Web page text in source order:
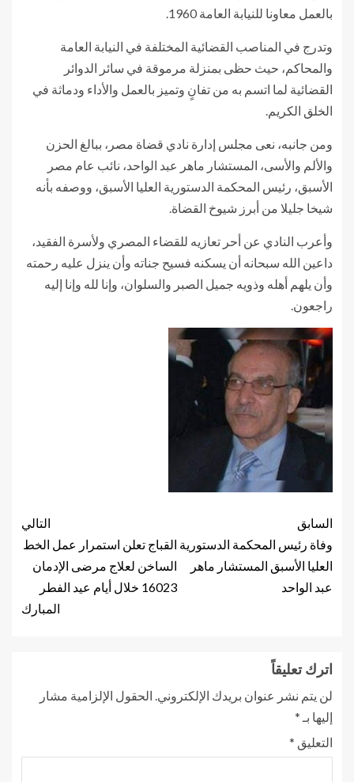
بالعمل معاونا للنيابة العامة 1960.
وتدرج في المناصب القضائية المختلفة في النيابة العامة
والمحاكم، حيث حظى بمنزلة مرموقة في سائر الدوائر
القضائية لما اتسم به من تفانٍ وتميز بالعمل والأداء ودماثة في
الخلق الكريم.
ومن جانبه، نعى مجلس إدارة نادي قضاة مصر، ببالغ الحزن
والألم والأسى، المستشار ماهر عبد الواحد، نائب عام مصر
الأسبق، رئيس المحكمة الدستورية العليا الأسبق، ووصفه بأنه
شيخا جليلا من أبرز شيوخ القضاة.
وأعرب النادي عن أحر تعازيه للقضاء المصري ولأسرة الفقيد،
داعين الله سبحانه أن يسكنه فسيح جناته وأن ينزل عليه رحمته
وأن يلهم أهله وذويه جميل الصبر والسلوان، وإنا لله وإنا إليه
راجعون.
السابق
وفاة رئيس المحكمة الدستورية
العليا الأسبق المستشار ماهر
عبد الواحد
التالي
القباج تعلن استمرار عمل الخط
الساخن لعلاج مرضى الإدمان
16023 خلال أيام عيد الفطر
المبارك
اترك تعليقاً
لن يتم نشر عنوان بريدك الإلكتروني. الحقول الإلزامية مشار
إليها بـ *
التعليق *